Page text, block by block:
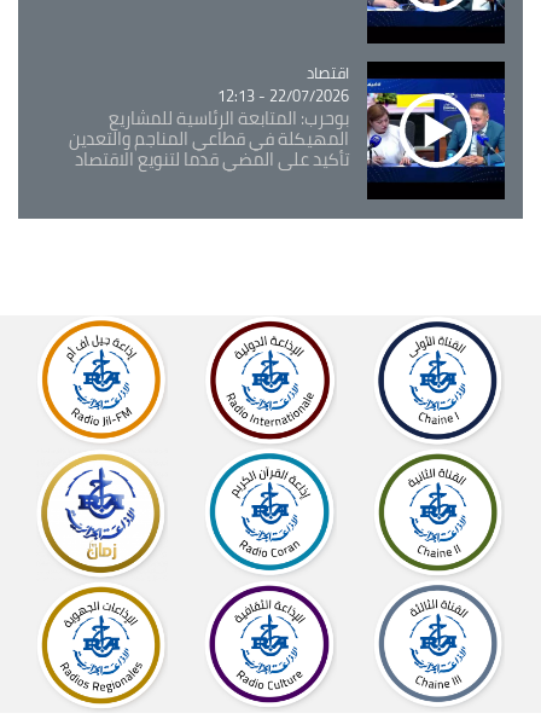
Catégorie
اقتصاد
22/07/2026 - 12:13
بوحرب: المتابعة الرئاسية للمشاريع
المهيكلة في قطاعي المناجم والتعدين
تأكيد على المضي قدما لتنويع الاقتصاد